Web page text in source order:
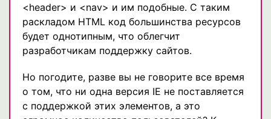
<header> и <nav> и им подобные. С таким
раскладом HTML код большинства ресурсов
будет однотипным, что облегчит
разработчикам поддержку сайтов.
Но погодите, разве вы не говорите все время
о том, что ни одна версия IE не поставляется
с поддержкой этих элементов, а это